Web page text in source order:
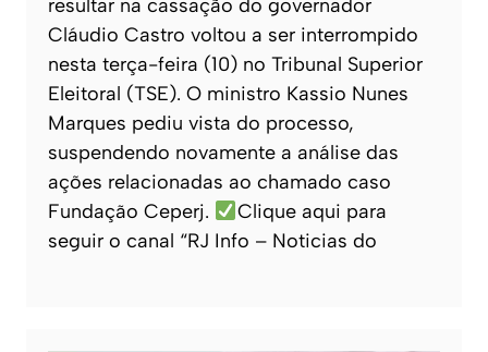
resultar na cassação do governador
Cláudio Castro voltou a ser interrompido
nesta terça-feira (10) no Tribunal Superior
Eleitoral (TSE). O ministro Kassio Nunes
Marques pediu vista do processo,
suspendendo novamente a análise das
ações relacionadas ao chamado caso
Fundação Ceperj.
Clique aqui para
seguir o canal “RJ Info – Noticias do